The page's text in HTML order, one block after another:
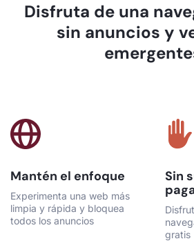
Disfruta de una
sin anuncios y
Mantén el enfoque
Experimenta una web más
limpia y rápida y bloquea
todos los anuncios
Sin
gratis